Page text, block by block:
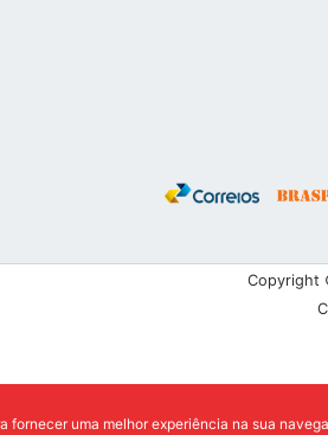
Copyright
fornecer uma melhor experiência na sua